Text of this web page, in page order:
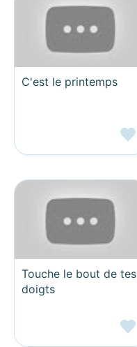
C'est le printemps
Touche le bout de tes
doigts